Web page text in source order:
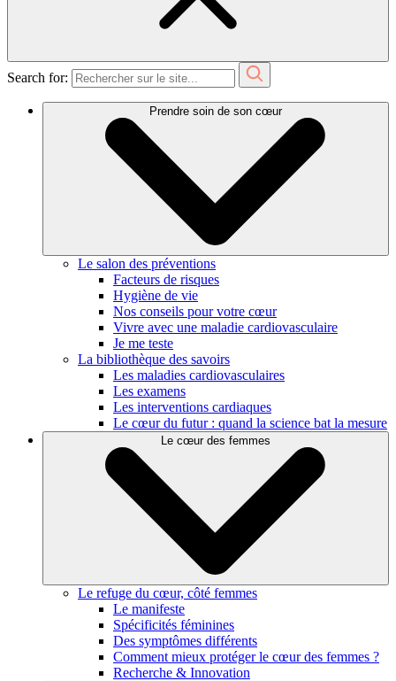
Search for:
Prendre soin de son cœur
Le salon des préventions
Facteurs de risques
Hygiène de vie
Nos conseils pour votre cœur
Vivre avec une maladie cardiovasculaire
Je me teste
La bibliothèque des savoirs
Les maladies cardiovasculaires
Les examens
Les interventions cardiaques
Le cœur du futur : quand la science bat la mesure
Le cœur des femmes
Le refuge du cœur, côté femmes
Le manifeste
Spécificités féminines
Des symptômes différents
Comment mieux protéger le cœur des femmes ?
Recherche & Innovation